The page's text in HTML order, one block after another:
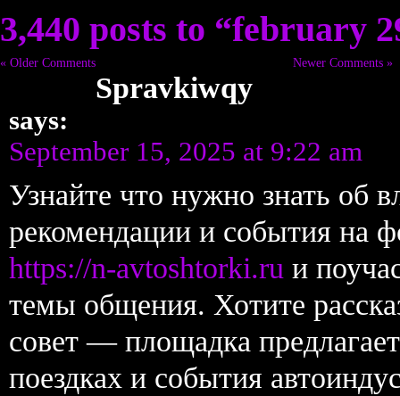
3,440 posts to “february
« Older Comments Newer Comments »
Spravkiwqy
says:
September 15, 2025 at 9:22 am
Узнайте что нужно знать об
рекомендации и события на
https://n-avtoshtorki.ru и
темы общения. Хотите
совет — площадка
поездках и события